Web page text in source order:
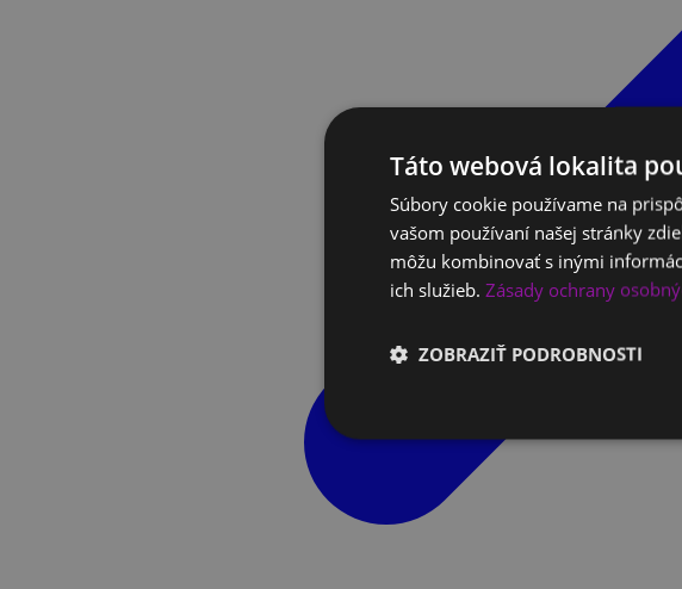
Táto webová lokalita
Súbory cookie používame na
vašom používaní našej stránky
môžu kombinovať s inými
ich služieb. Zásady ochrany
ZOBRAZIŤ PODROBNOSTI